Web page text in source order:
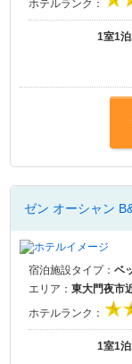
ホテルランク：
1室1
ゼン オーシャン
宿泊施設タイプ：ベ
エリア：東大門夜市
ホテルランク：
1室1